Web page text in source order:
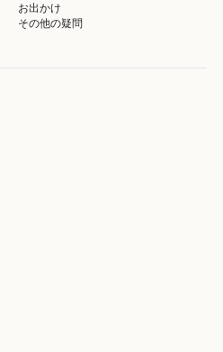
お出かけ
その他の疑問